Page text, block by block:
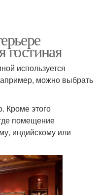
гостиная
используется
можно выбрать
Кроме этого
помещение
индийскому или